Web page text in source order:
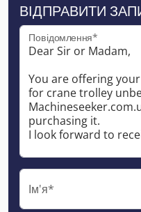
ВІДПРАВИТИ
Повідомлення*
Ім'я*